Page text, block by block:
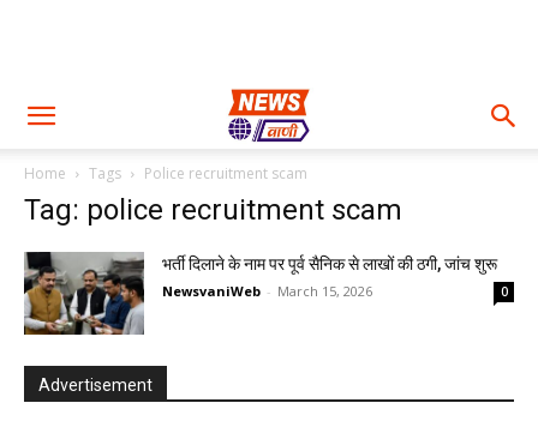
Home Tags Police recruitment scam
Tag: police recruitment scam
भर्ती दिलाने के नाम पर पूर्व सैनिक से लाखों की ठगी, जांच शुरू
NewsvaniWeb - March 15, 2026 0
Advertisement